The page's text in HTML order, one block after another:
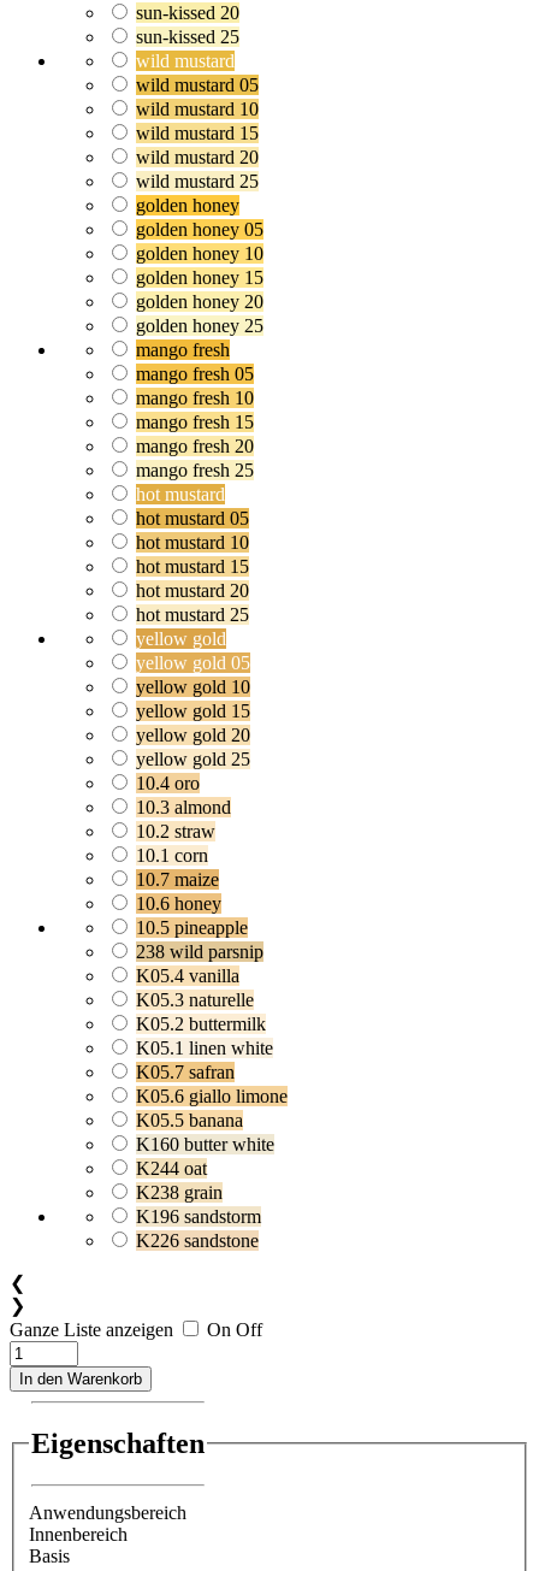
sun-kissed 20
sun-kissed 25
wild mustard
wild mustard 05
wild mustard 10
wild mustard 15
wild mustard 20
wild mustard 25
golden honey
golden honey 05
golden honey 10
golden honey 15
golden honey 20
golden honey 25
mango fresh
mango fresh 05
mango fresh 10
mango fresh 15
mango fresh 20
mango fresh 25
hot mustard
hot mustard 05
hot mustard 10
hot mustard 15
hot mustard 20
hot mustard 25
yellow gold
yellow gold 05
yellow gold 10
yellow gold 15
yellow gold 20
yellow gold 25
10.4 oro
10.3 almond
10.2 straw
10.1 corn
10.7 maize
10.6 honey
10.5 pineapple
238 wild parsnip
K05.4 vanilla
K05.3 naturelle
K05.2 buttermilk
K05.1 linen white
K05.7 safran
K05.6 giallo limone
K05.5 banana
K160 butter white
K244 oat
K238 grain
K196 sandstorm
K226 sandstone
❮
❯
Ganze Liste anzeigen
On Off
In den Warenkorb
Eigenschaften
Anwendungsbereich
Innenbereich
Basis